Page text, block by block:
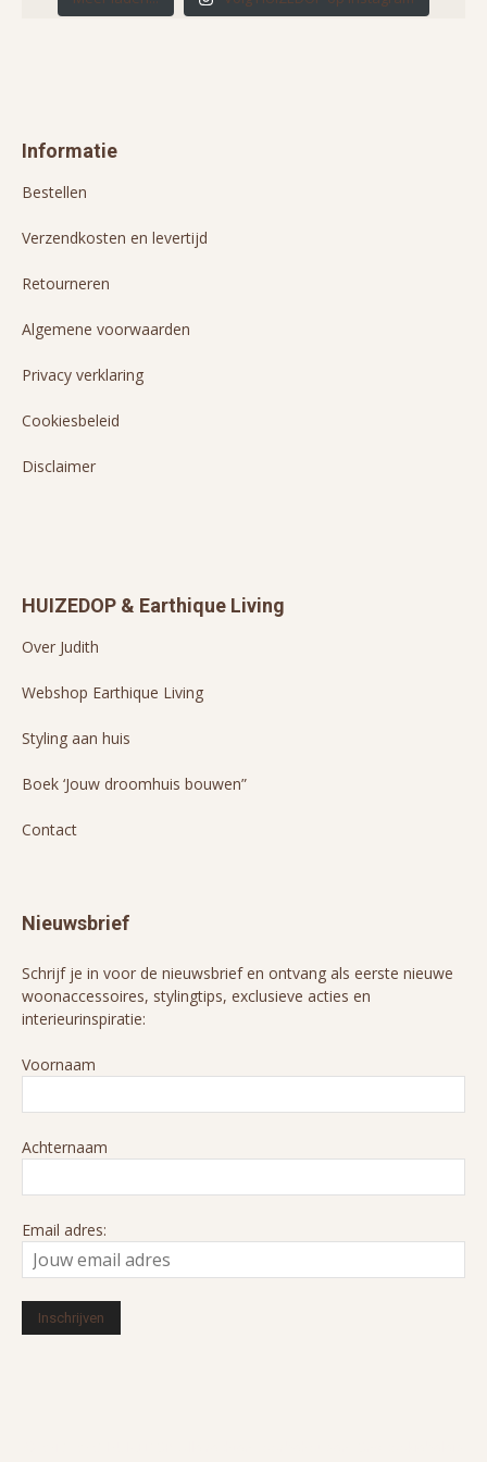
Informatie
Bestellen
Verzendkosten en levertijd
Retourneren
Algemene voorwaarden
Privacy verklaring
Cookiesbeleid
Disclaimer
HUIZEDOP & Earthique Living
Over Judith
Webshop Earthique Living
Styling aan huis
Boek ‘Jouw droomhuis bouwen”
Contact
Nieuwsbrief
Schrijf je in voor de nieuwsbrief en ontvang als eerste nieuwe
woonaccessoires, stylingtips, exclusieve acties en
interieurinspiratie:
Voornaam
Achternaam
Email adres: